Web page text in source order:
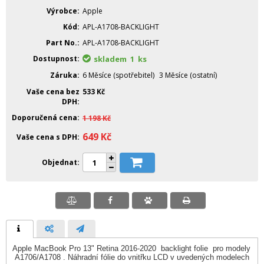
Výrobce Apple
Kód APL-A1708-BACKLIGHT
Part No. APL-A1708-BACKLIGHT
Dostupnost
skladem 1 ks
Záruka 6 Měsíce (spotřebitel) 3 Měsíce (ostatní)
Vaše cena bez
DPH
533 Kč
Doporučená cena 1 198Kč
Vaše cena s DPH
649 Kč
Objednat
Apple MacBook Pro 13" Retina 2016-2020 backlight folie pro modely
A1706/A1708 . Náhradní fólie do vnitřku LCD v uvedených modelech